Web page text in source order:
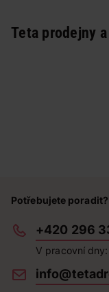
Teta prodejny
Potřebujete poradit?
+420 296
V pracovní